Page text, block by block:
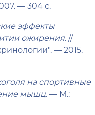
— 304 с.
эффекты
ожирения.//
— 2015.
на спортивные
мышц.— М.: